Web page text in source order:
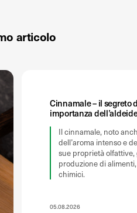
articolo
Cinnamale – il segreto
importanza
Il cinnamale, noto
dell’aroma intenso e
sue proprietà
produzione di
chimici.
05.08.2026